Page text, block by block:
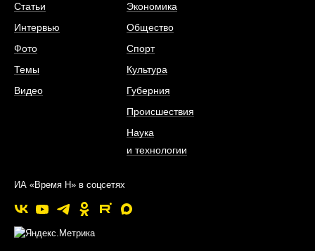
Статьи
Интервью
Фото
Темы
Видео
Экономика
Общество
Спорт
Культура
Губерния
Происшествия
Наука
и технологии
ИА «Время Н» в соцсетях